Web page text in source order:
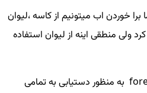
خوردن اب میتونیم از کاسه ،لیوان
ولی منطقی اینه از لیوان استفاده
نکته که که هست “ foreach به منظور دستیابی به تمامی